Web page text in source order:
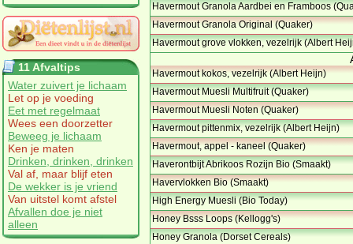
11 Afvaltips
Water zuivert je lichaam
Let op je voeding
Eet met regelmaat
Wees een doorzetter
Beweeg je lichaam
Ken je maten
Drinken, drinken, drinken
Val af, maar blijf eten
De wekker is je vriend
Van uitstel komt afstel
Afvallen doe je niet
alleen
Havermout Granola Aardbei en Framboos
Havermout Granola Original (Quaker)
Havermout grove vlokken, vezelrijk (Albert
Havermout kokos, vezelrijk (Albert Heijn)
Havermout Muesli Multifruit (Quaker)
Havermout Muesli Noten (Quaker)
Havermout pittenmix, vezelrijk (Albert Heijn)
Havermout, appel - kaneel (Quaker)
Haverontbijt Abrikoos Rozijn Bio (Smaakt)
Havervlokken Bio (Smaakt)
High Energy Muesli (Bio Today)
Honey Bsss Loops (Kellogg's)
Honey Granola (Dorset Cereals)